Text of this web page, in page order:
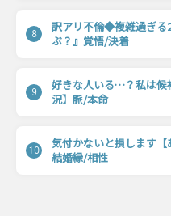
8
訳アリ不倫◆複雑過ぎる
ぶ？』覚悟/決着
9
好きな人いる…？私は候
況】脈/本命
10
気付かないと損します
結婚縁/相性